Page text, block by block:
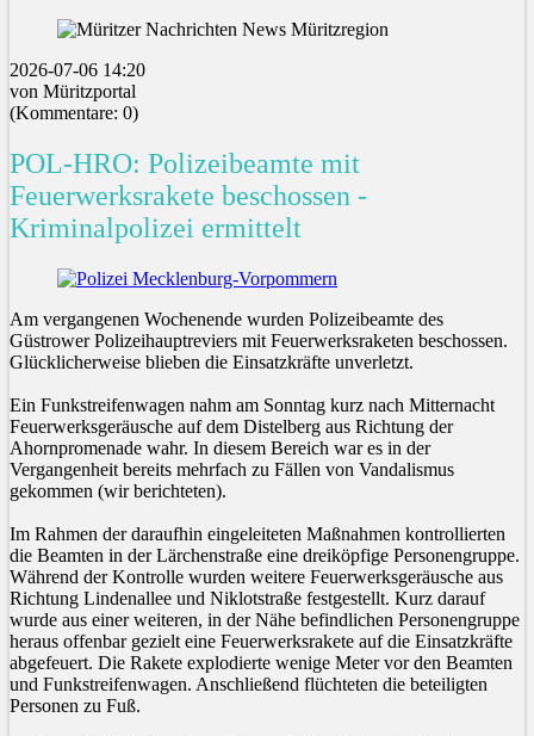
2026-07-06 14:20
von Müritzportal
(Kommentare: 0)
POL-HRO: Polizeibeamte mit
Feuerwerksrakete beschossen -
Kriminalpolizei ermittelt
Am vergangenen Wochenende wurden Polizeibeamte des
Güstrower Polizeihauptreviers mit Feuerwerksraketen beschossen.
Glücklicherweise blieben die Einsatzkräfte unverletzt.
Ein Funkstreifenwagen nahm am Sonntag kurz nach Mitternacht
Feuerwerksgeräusche auf dem Distelberg aus Richtung der
Ahornpromenade wahr. In diesem Bereich war es in der
Vergangenheit bereits mehrfach zu Fällen von Vandalismus
gekommen (wir berichteten).
Im Rahmen der daraufhin eingeleiteten Maßnahmen kontrollierten
die Beamten in der Lärchenstraße eine dreiköpfige Personengruppe.
Während der Kontrolle wurden weitere Feuerwerksgeräusche aus
Richtung Lindenallee und Niklotstraße festgestellt. Kurz darauf
wurde aus einer weiteren, in der Nähe befindlichen Personengruppe
heraus offenbar gezielt eine Feuerwerksrakete auf die Einsatzkräfte
abgefeuert. Die Rakete explodierte wenige Meter vor den Beamten
und Funkstreifenwagen. Anschließend flüchteten die beteiligten
Personen zu Fuß.